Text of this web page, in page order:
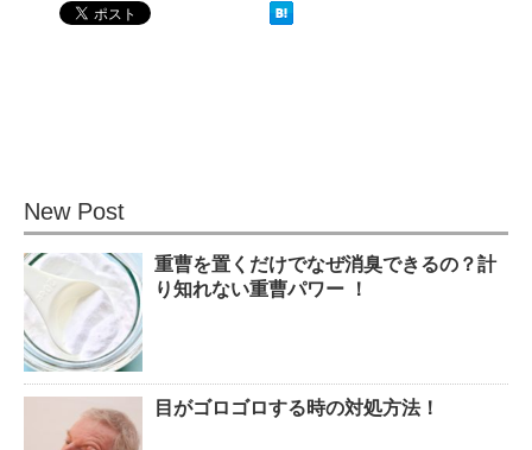
果的なのか？！
色々な作業に音楽を聴いて集中
する方法！
猫と死別。悲しくても最後の挨
New Post
重曹を置くだけでなぜ消臭できるの？計
り知れない重曹パワー ！
目がゴロゴロする時の対処方法！